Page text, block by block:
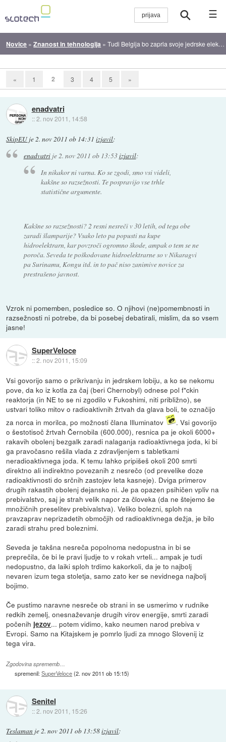
☰
Novice »Znanost in tehnologija »Tudi Belgija bo zaprla svoje jedrske elektrarne
« 1 2 3 4 5 »
enadvatri
::2. nov 2011, 14:58
SkipEU je2. nov 2011 ob 14:31 izjavil:
enadvatrije2. nov 2011 ob 13:53izjavil:
In nikakor ni varna. Ko se zgodi, smo vsi videli,
kakšne so razsežnosti. Te pospravijo vse trhle
statistične argumente.
Kakšne so razsežnosti? 2 resni nesreči v 30 letih, od tega obe
zaradi šlamparije? Vsako leto pa popusti na kupe
hidroelektrarn, kar povzroči ogromno škode, ampak o tem se ne
poroča. Seveda te poškodovane hidroelektrarne so v Nikaragvi
pa Surinamu, Kongu itd. in to pač niso zanimive novice za
prestrašeno javnost.
Vzrok ni pomemben, posledice so. O njihovi (ne)pomembnosti in
razsežnosti ni potrebe, da bi posebej debatirali, mislim, da so vsem
jasne!
SuperVeloce
::2. nov 2011, 15:09
Vsi govorijo samo o prikrivanju in jedrskem lobiju, a ko se nekomu
pove, da ko iz kotla za čaj (beri Chernobyl) odnese pol f*ckin
reaktorja (in NE to se ni zgodilo v Fukoshimi, niti približno), se
ustvari toliko mitov o radioaktivnih žrtvah da glava boli, te označijo
za norca in morilca, po možnosti člana Illuminatov
. Vsi govorijo
o šestotisoč žrtvah Černobila (600.000), resnica pa je okoli 6000+
rakavih obolenj bezgalk zaradi nalaganja radioaktivnega joda, ki bi
ga pravočasno rešila vlada z zdravljenjem s tabletkami
neradioaktivnega joda. K temu lahko pripišeš okoli 200 smrti
direktno ali indirektno povezanih z nesrečo (od prevelike doze
radioaktivnosti do srčnih zastojev leta kasneje). Dviga primerov
drugih rakastih obolenj dejansko ni. Je pa opazen psihičen vpliv na
prebivalstvo, saj je strah velik napor za človeka (da ne štejemo še
množičnih preselitev prebivalstva). Veliko bolezni, sploh na
pravzaprav neprizadetih območjih od radioaktivnega dežja, je bilo
zaradi strahu pred boleznimi.
Seveda je takšna nesreča popolnoma nedopustna in bi se
preprečila, če bi le pravi ljudje to v rokah vrteli... ampak je tudi
nedopustno, da laiki sploh trdimo kakorkoli, da je to najbolj
nevaren izum tega stoletja, samo zato ker se nevidnega najbolj
bojimo.
Če pustimo naravne nesreče ob strani in se usmerimo v rudnike
redkih zemelj, onesnaževanje drugih virov energije, smrti zaradi
počenih jezov... potem vidimo, kako neumen narod prebiva v
Evropi. Samo na Kitajskem je pomrlo ljudi za mnogo Slovenij iz
tega vira.
Zgodovina sprememb…
spremenil:SuperVeloce(2. nov 2011 ob 15:15)
Senitel
::2. nov 2011, 15:26
Teslaman je2. nov 2011 ob 13:58izjavil: